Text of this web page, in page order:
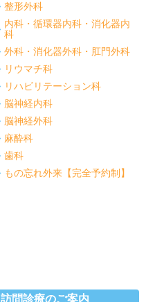
整形外科
内科・循環器内科・消化器内
科
外科・消化器外科・肛門外科
リウマチ科
リハビリテーション科
脳神経内科
脳神経外科
麻酔科
歯科
もの忘れ外来【完全予約制】
訪問診療のご案内